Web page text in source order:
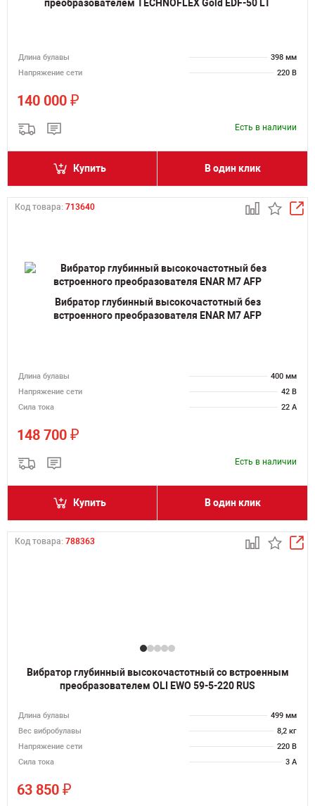
преобразователем TECHNOFLEX Gold EDF-50 LT
Длина булавы
398 мм
Напряжение сети
220 В
140 000 ₽
Есть в наличии
Купить В один клик
Код товара: 713640
Вибратор глубинный высокочастотный без
встроенного преобразователя ENAR M7 AFP
Длина булавы
400 мм
Напряжение сети
42 В
Сила тока
22 А
148 700 ₽
Есть в наличии
Купить В один клик
Код товара: 788363
Вибратор глубинный высокочастотный со встроенным
преобразователем OLI EWO 59-5-220 RUS
Длина булавы
499 мм
Вес вибробулавы
8,2 кг
Напряжение сети
220 В
Сила тока
3 А
63 850 ₽